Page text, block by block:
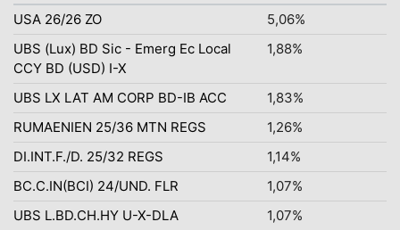
USA 26/26 ZO
5,06%
UBS (Lux) BD Sic - Emerg Ec Local
CCY BD (USD) I-X
1,88%
UBS LX LAT AM CORP BD-IB ACC
1,83%
RUMAENIEN 25/36 MTN REGS
1,26%
DI.INT.F./D. 25/32 REGS
1,14%
BC.C.IN(BCI) 24/UND. FLR
1,07%
UBS L.BD.CH.HY U-X-DLA
1,07%